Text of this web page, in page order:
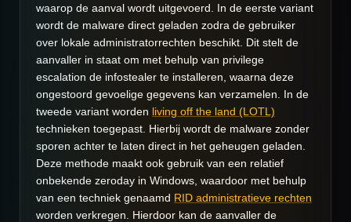
waarop de aanval wordt uitgevoerd. In de eerste variant
wordt de malware direct geladen zodra de gebruiker
over lokale administratorrechten beschikt. Dit stelt de
aanvaller in staat om met behulp van privilege
escalation de infostealer te installeren, waarna deze
ongestoord gevoelige gegevens kan verzamelen. In de
tweede variant worden living off the land (LOTL)
technieken toegepast. Hierbij wordt de malware zonder
sporen achter te laten direct in het geheugen geladen.
Deze methode maakt ook gebruik van een relatief
onbekende zeroday in Windows, waardoor met behulp
van een techniek genaamd RID administratieve rechten
worden verkregen. Hierdoor kan de aanvaller de